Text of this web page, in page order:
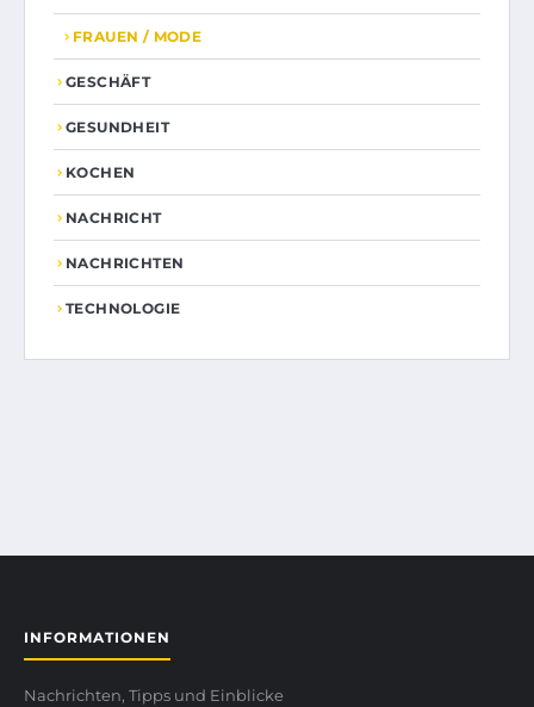
FRAUEN / MODE
GESCHÄFT
GESUNDHEIT
KOCHEN
NACHRICHT
NACHRICHTEN
TECHNOLOGIE
INFORMATIONEN
Nachrichten, Tipps und Einblicke